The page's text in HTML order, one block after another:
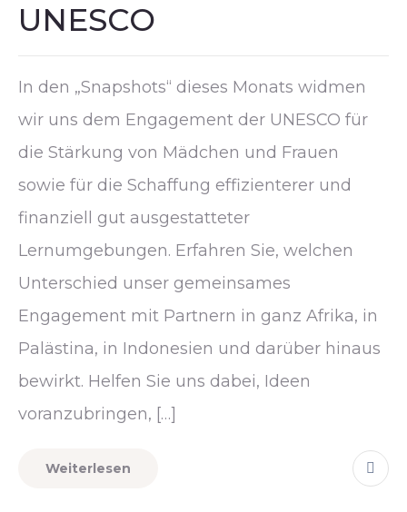
UNESCO
In den „Snapshots“ dieses Monats widmen
wir uns dem Engagement der UNESCO für
die Stärkung von Mädchen und Frauen
sowie für die Schaffung effizienterer und
finanziell gut ausgestatteter
Lernumgebungen. Erfahren Sie, welchen
Unterschied unser gemeinsames
Engagement mit Partnern in ganz Afrika, in
Palästina, in Indonesien und darüber hinaus
bewirkt. Helfen Sie uns dabei, Ideen
voranzubringen, […]
Weiterlesen